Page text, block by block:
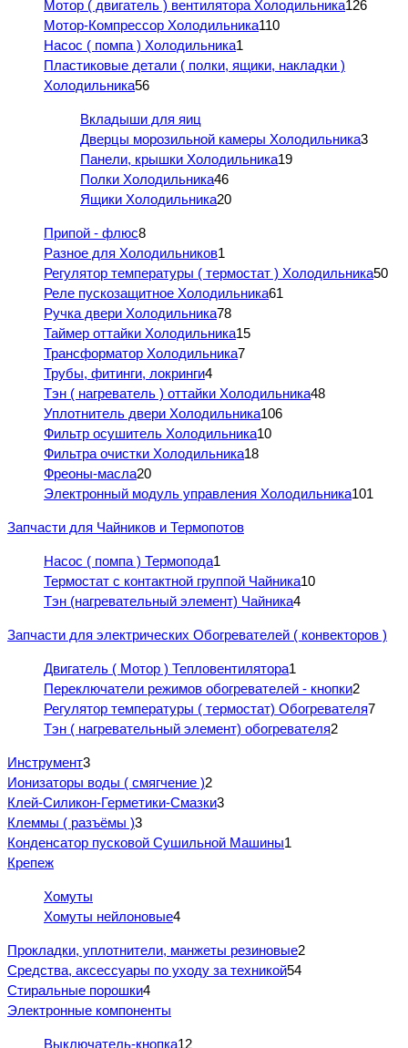
Мотор ( двигатель ) вентилятора Холодильника126
Мотор-Компрессор Холодильника110
Насос ( помпа ) Холодильника1
Пластиковые детали ( полки, ящики, накладки )
Холодильника56
Вкладыши для яиц
Дверцы морозильной камеры Холодильника3
Панели, крышки Холодильника19
Полки Холодильника46
Ящики Холодильника20
Припой - флюс8
Разное для Холодильников1
Регулятор температуры ( термостат ) Холодильника50
Реле пускозащитное Холодильника61
Ручка двери Холодильника78
Таймер оттайки Холодильника15
Трансформатор Холодильника7
Трубы, фитинги, локринги4
Тэн ( нагреватель ) оттайки Холодильника48
Уплотнитель двери Холодильника106
Фильтр осушитель Холодильника10
Фильтра очистки Холодильника18
Фреоны-масла20
Электронный модуль управления Холодильника101
Запчасти для Чайников и Термопотов
Насос ( помпа ) Термопода1
Термостат с контактной группой Чайника10
Тэн (нагревательный элемент) Чайника4
Запчасти для электрических Обогревателей ( конвекторов )
Двигатель ( Мотор ) Тепловентилятора1
Переключатели режимов обогревателей - кнопки2
Регулятор температуры ( термостат) Обогревателя7
Тэн ( нагревательный элемент) обогревателя2
Инструмент3
Ионизаторы воды ( смягчение )2
Клей-Силикон-Герметики-Смазки3
Клеммы ( разъёмы )3
Конденсатор пусковой Сушильной Машины1
Крепеж
Хомуты
Хомуты нейлоновые4
Прокладки, уплотнители, манжеты резиновые2
Средства, аксессуары по уходу за техникой54
Стиральные порошки4
Электронные компоненты
Выключатель-кнопка12